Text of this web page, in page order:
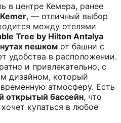
в центре Кемера, ранее
, — отличный выбор
между отелями
Tree by Hilton Antalya
пешком от башни с
удобства в расположении.
и привлекательно, с
дизайном, который
атмосферу. Есть
открытый бассейн, что
купаться в любое